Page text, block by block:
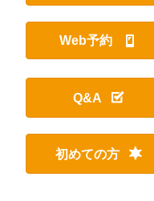
Web予約
Q&A
初めての方